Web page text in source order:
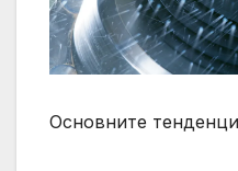
Основните